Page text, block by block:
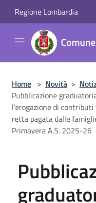
Regione Lombardia
Home > Novità >
Pubblicazione
l’erogazione di
retta pagata dalle
Primavera A.S. 2025-26